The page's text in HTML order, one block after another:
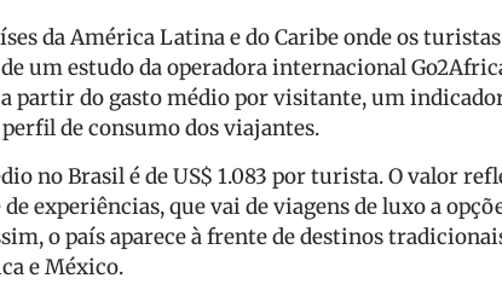
da América Latina e do Caribe onde os
um estudo da operadora internacional
partir do gasto médio por visitante, um
de consumo dos viajantes.
no Brasil é de US$ 1.083 por turista. O valor
experiências, que vai de viagens de luxo a
o país aparece à frente de destinos
e México.